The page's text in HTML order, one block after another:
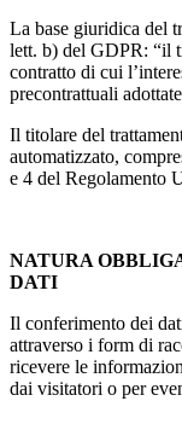
La base giuridica del
lett. b) del GDPR: “il
contratto di cui
precontrattuali
Il titolare del
automatizzato,
e 4 del Regolamento
NATURA
DATI
Il conferimento dei
attraverso i form di
ricevere le
dai visitatori o per